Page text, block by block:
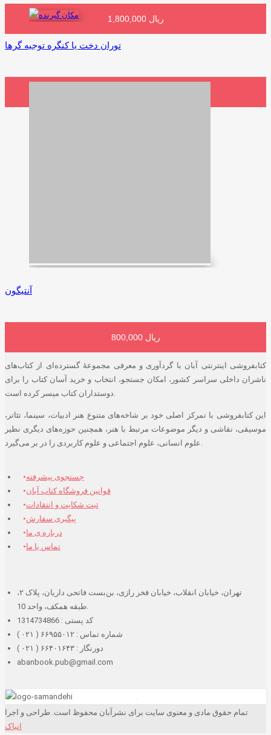
1,800,000 ریال
افزودن به سبد خرید
توران دخت یا کنگره توجیه گرها
آنتیگون
800,000 ریال
افزودن به سبد خرید
کتابفروشی اینترنتی آبان با گردآوری و معرفی مجموعۀ گسترده‌ای از کتاب‌های
ناشران داخلی سراسر کشور، امکان جستجو، انتخاب و خرید آسان کتاب را برای
این کتابفروشی با تمرکز اصلی خود بر شاخه‌های متنوع هنر ادبیات، سینما، تئاتر،
موسیقی، نقاشی و دیگر موضوعات مرتبط با هنر، همچنین حوزه‌های دیگری نظیر
جستجوی پیشرفته
قوانین فروشگاه کتاب آبان
ثبت شکایت و انتقادات
پیگیری سفارش
درباره ی ما
تماس با ما
تهران، خیابان انقلاب، خیابان فخر رازی، بن‌بست فاتحی داریان، پلاک ۲،
کد پستی : 1314734866
شماره تماس : ۶۶۹۵۵۰۱۲ ( ۰۲۱ )
دورنگار : ۶۶۴۰۱۶۴۳ ( ۰۲۱ )
abanbook.pub@gmail.com
تمام حقوق مادی و معنوی سایت برای نشرآبان محفوظ است. طراحی و اجرا
انیاک